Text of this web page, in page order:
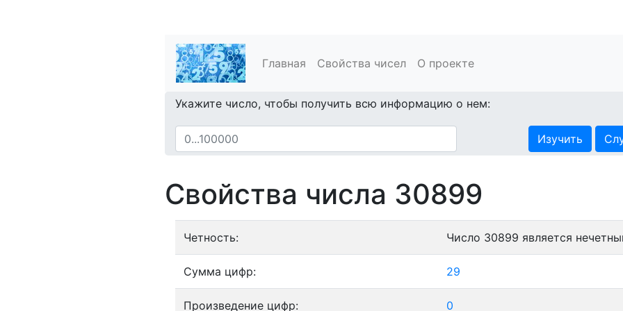
Главная Свойства чисел О проекте
Укажите число, чтобы получить всю информацию о нем:
Изучить
Свойства числа 30899
Четность: Число 30899 является
Сумма цифр: 29
Произведение цифр: 0